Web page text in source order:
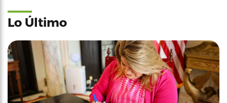
Lo Último